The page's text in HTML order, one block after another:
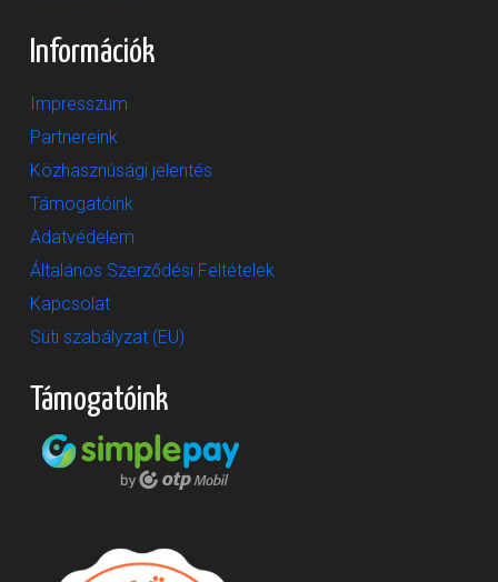
Információk
Impresszum
Partnereink
Közhasznúsági jelentés
Támogatóink
Adatvédelem
Általános Szerződési Feltételek
Kapcsolat
Süti szabályzat (EU)
Támogatóink